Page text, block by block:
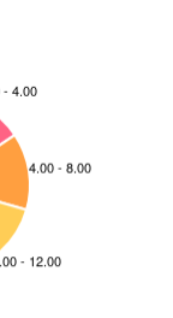
zato skoraj ne